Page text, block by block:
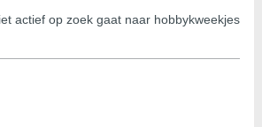
actief op zoek gaat naar hobbykweekjes